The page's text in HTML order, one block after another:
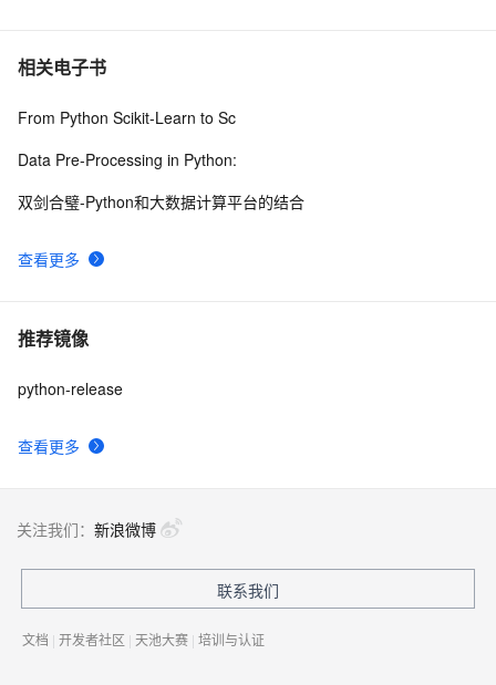
相关电子书
查看更多
From Python Scikit-Learn to Sc
Data Pre-Processing in Python:
双剑合璧-Python和大数据计算平台的结合
推荐镜像
查看更多
python-release
关注我们： 新浪微博
联系我们
文档 | 开发者社区 | 天池大赛 | 培训与认证